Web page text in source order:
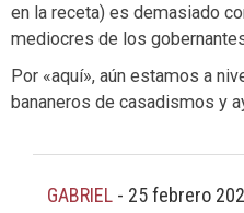
en la receta) es demasiado
mediocres de los
Por «aquí», aún estamos a
bananeros de casadismos y
GABRIEL - 25 febrero